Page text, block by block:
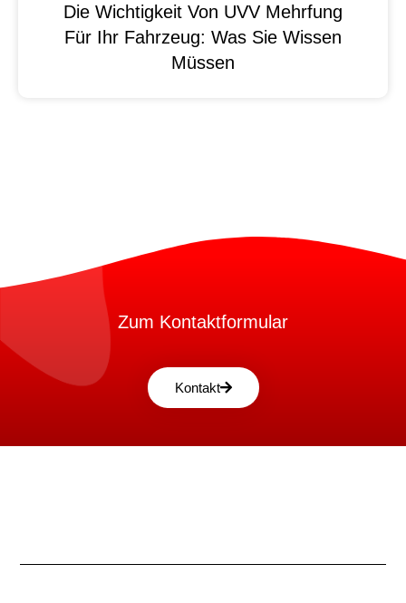
Die Wichtigkeit Von UVV Mehrfung
Für Ihr Fahrzeug: Was Sie Wissen
Müssen
Zum Kontaktformular
Kontakt